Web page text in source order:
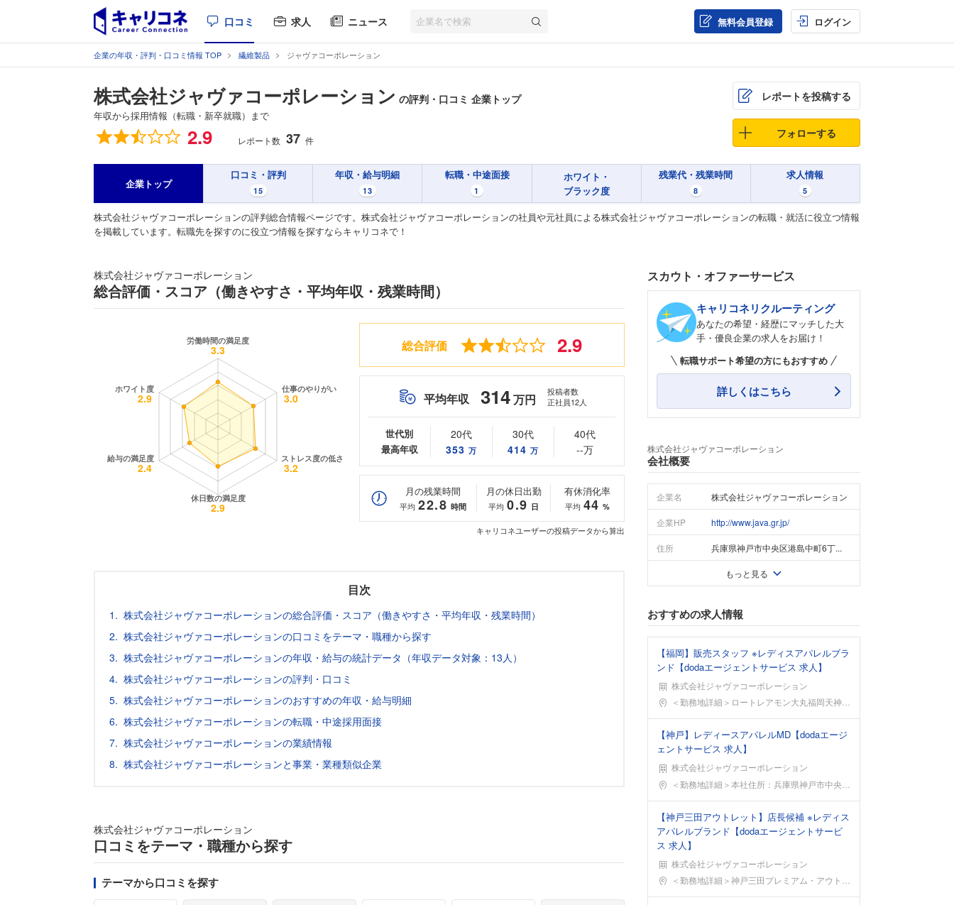
口コミ 求人 ニュース 無料会員登録 ログイン
企業の年収・評判・口コミ情報 TOP 繊維製品 ジャヴァコーポレーション
株式会社ジャヴァコーポレーション の評判・口コミ 企業トップ
年収から採用情報（転職・新卒就職）まで
総合評価 2.9 レポート数 37 件
レポートを投稿する
フォローする
企業トップ
口コミ・評判
15
年収・給与明細
13
転職・中途面接
1
ホワイト・
ブラック度
残業代・残業時間
8
求人情報
5
株式会社ジャヴァコーポレーションの評判総合情報ページです。株式会社ジャヴァコーポレーションの社員や元社員による株式会社ジャヴァコーポレーションの転職・就活に役立つ情報
を掲載しています。転職先を探すのに役立つ情報を探すならキャリコネで！
株式会社ジャヴァコーポレーション
総合評価・スコア（働きやすさ・平均年収・残業時間）
総合評価 2.9
平均年収 314万円
投稿者数
正社員12人
世代別
最高年収
20代
353 万
30代
414 万
40代
--万
月の残業時間
平均 22.8 時間
月の休日出勤
平均 0.9 日
有休消化率
平均 44 %
キャリコネユーザーの投稿データから算出
目次
株式会社ジャヴァコーポレーションの総合評価・スコア（働きやすさ・平均年収・残業時間）
株式会社ジャヴァコーポレーションの口コミをテーマ・職種から探す
株式会社ジャヴァコーポレーションの年収・給与の統計データ（年収データ対象：13人）
株式会社ジャヴァコーポレーションの評判・口コミ
株式会社ジャヴァコーポレーションのおすすめの年収・給与明細
株式会社ジャヴァコーポレーションの転職・中途採用面接
株式会社ジャヴァコーポレーションの業績情報
株式会社ジャヴァコーポレーションと事業・業種類似企業
株式会社ジャヴァコーポレーション
口コミをテーマ・職種から探す
テーマから口コミを探す
スカウト・オファーサービス
キャリコネリクルーティング
あなたの希望・経歴にマッチした大
手・優良企業の求人をお届け！
転職サポート希望の方にもおすすめ
詳しくはこちら
株式会社ジャヴァコーポレーション
会社概要
企業名 株式会社ジャヴァコーポレーション
企業HP http://www.java.gr.jp/
住所 兵庫県神戸市中央区港島中町6丁...
もっと見る
おすすめの求人情報
【福岡】販売スタッフ ※レディスアパレルブラ
ンド【dodaエージェントサービス 求人】
株式会社ジャヴァコーポレーション
勤務地＜勤務地詳細＞ロートレアモン大丸福岡天神店住所：福
【神戸】レディースアパレルMD【dodaエージ
ェントサービス 求人】
株式会社ジャヴァコーポレーション
勤務地＜勤務地詳細＞本社住所：兵庫県神戸市中央区港島中町
【神戸三田アウトレット】店長候補 ※レディス
アパレルブランド【dodaエージェントサービ
ス 求人】
株式会社ジャヴァコーポレーション
勤務地＜勤務地詳細＞神戸三田プレミアム・アウトレット店住